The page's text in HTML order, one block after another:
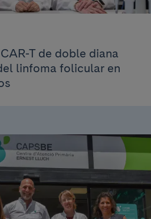
T de doble diana
linfoma folicular en